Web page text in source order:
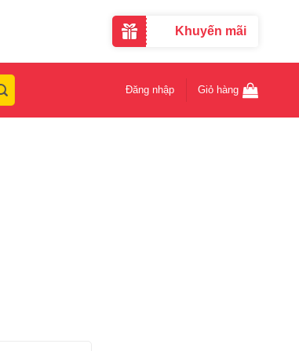
Khuyến mãi
Đăng nhập Giỏ hàng